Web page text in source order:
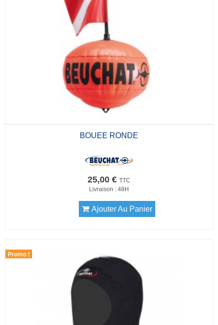
BOUEE RONDE
25,00 € TTC
Livraison : 48H
Ajouter Au Panier
Promo !